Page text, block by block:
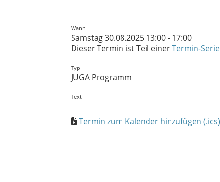
Wann
Samstag 30.08.2025 13:00 - 17:00
Dieser Termin ist Teil einerTermin-Serie
Typ
JUGA Programm
Text
Termin zum Kalender hinzufügen (.ics)